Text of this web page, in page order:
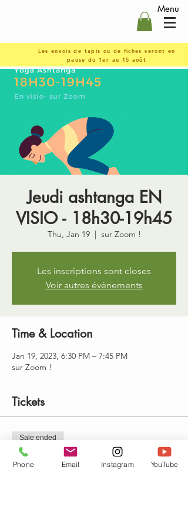
Menu
Les envois de tapis ou de fiches seront en
pause du 1er au 15 août
Jeudi ashtanga EN
VISIO - 18h30-19h45
Thu, Jan 19
  |
sur Zoom !
Les inscriptions sont closes
Voir autres événements
Time & Location
Jan 19, 2023, 6:30 PM – 7:45 PM
sur Zoom !
Tickets
Sale ended
Ticket type
Cours en visio + replay 1 mois
Phone Email Instagram YouTube